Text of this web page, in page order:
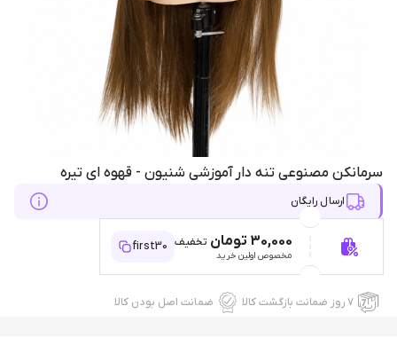
سرمانکن مصنوعی تنه دار آموزشی شنیون - قهوه ای تیره
ارسال رایگان
30,000 تومان تخفیف
مخصوص اولین خرید
first30
۷ روز ضمانت بازگشت کالا ضمانت اصل بودن کالا